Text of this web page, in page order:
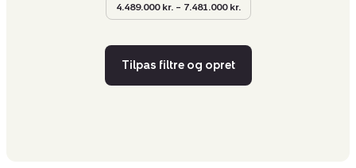
4.489.000 kr. – 7.481.000 kr.
Tilpas filtre og opret